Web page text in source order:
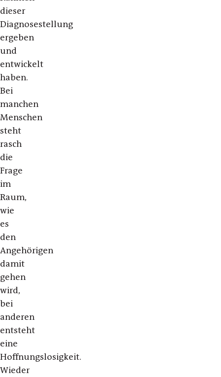
dieser
Diagnosestellung
ergeben
und
entwickelt
haben.
Bei
manchen
Menschen
steht
rasch
die
Frage
im
Raum,
wie
es
den
Angehörigen
damit
gehen
wird,
bei
anderen
entsteht
eine
Hoffnungslosigkeit.
Wieder